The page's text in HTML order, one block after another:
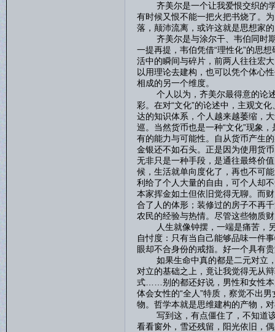
齐美尔是一个让我爱恨交织的学
有时候又恨不能一把火把书烧了。
落，颠沛流离，或许这就是思想家
齐美尔是与涂尔干、韦伯同时期
一提再提，韦伯凭借“理性化”的思
活中的瞬间与碎片，前两人往往宏
以用理论去建构，也可以凭个体心
相成的另一个维度。
个人以为，齐美尔最得意的论述
彩。在对“文化”的论述中，主观文
达的知识体系，个人越来越萎缩，
巡。当然货币也是一种“文化”现象
有的能力与可能性。自从货币产生
金银还不如石头。正是因为使用货
无非只是一种手段，是通往最终价
候，生活就单向度化了，再也不可
利给了个人大量的自由，可个人却
本家挥金如土但依旧觉得无聊。而
合了人的体形；装修过的房子不再
农民的经验与热情。尽管这些物质
人生就像钟摆，一端是痛苦，另
自忖度：只有当自己能够品味一件
眼却不合身份的戒指。好一个具有
如果生命中真的都是二元对立，
对立的基础之上，竟让我觉得无从
式……别的都还好说，男性和女性本
体会女性的“全人”特质，察觉不出
物。哲学本就是思维建构的产物，
写到这，有点僵住了，不知道该
看看窗外，雪还残留，阳光依旧，